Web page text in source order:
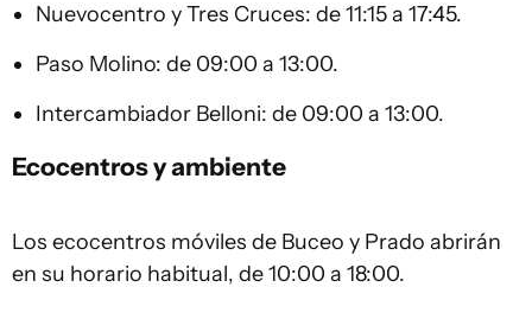
Nuevocentro y Tres Cruces: de 11:15 a 17:45.
Paso Molino: de 09:00 a 13:00.
Intercambiador Belloni: de 09:00 a 13:00.
Ecocentros y ambiente
Los ecocentros móviles de Buceo y Prado abrirán
en su horario habitual, de 10:00 a 18:00.